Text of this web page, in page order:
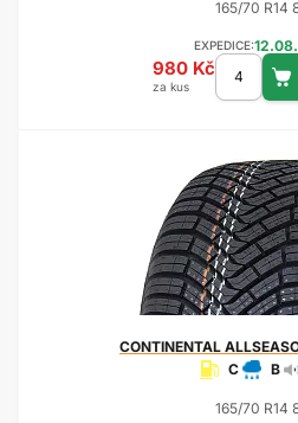
165/70 R14
EXPEDICE:
980 Kč
za kus
CONTINENTAL
C
B
165/70 R14